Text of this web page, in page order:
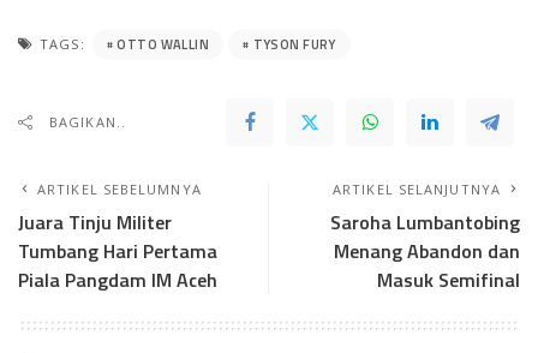
TAGS: OTTO WALLIN TYSON FURY
BAGIKAN..
ARTIKEL SEBELUMNYA
Juara Tinju Militer
Tumbang Hari Pertama
Piala Pangdam IM Aceh
ARTIKEL SELANJUTNYA
Saroha Lumbantobing
Menang Abandon dan
Masuk Semifinal